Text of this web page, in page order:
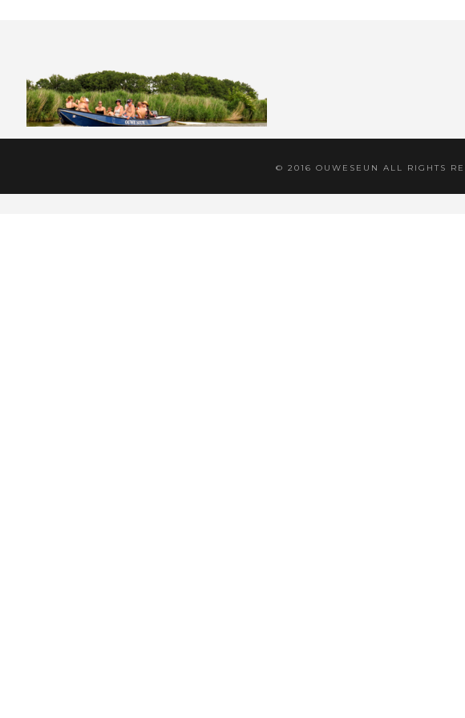
© 2016 OUWESEUN ALL RIGHTS